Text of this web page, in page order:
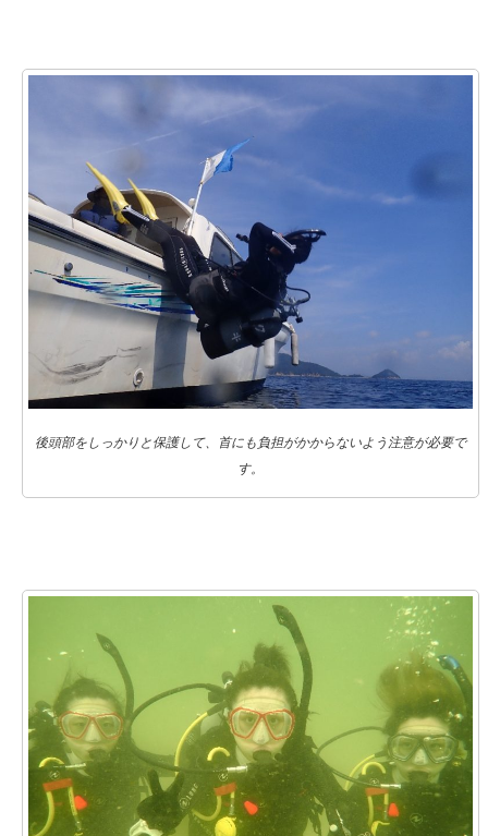
後頭部をしっかりと保護して、首にも負担がかからないよう注意が必要で
す。